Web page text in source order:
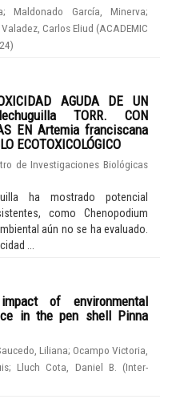
;Maldonado García, Minerva;
Carlos Eliud (ACADEMIC
)
AGUDA DE UN
TORR. CON
EN Artemia franciscana
ECOTOXICOLÓGICO
de Investigaciones Biológicas
ha mostrado potencial
como Chenopodium
aún no se ha evaluado.
...
of environmental
in the pen shell Pinna
Liliana; Ocampo Victoria,
;Lluch Cota, Daniel B. (Inter-